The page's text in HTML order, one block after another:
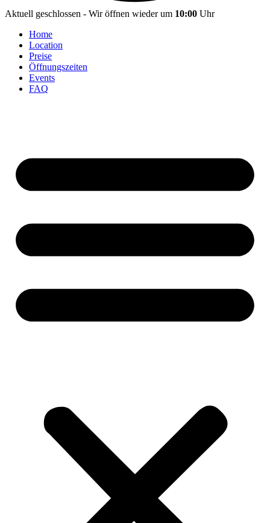
Aktuell geschlossen - Wir öffnen wieder um 10:00 Uhr
Home
Location
Preise
Öffnungszeiten
Events
FAQ